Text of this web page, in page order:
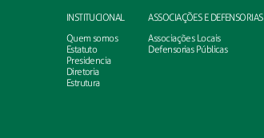
INSTITUCIONAL
Quem somos
Estatuto
Presidencia
Diretoria
Estrutura
ASSOCIAÇÕES E DEFENSORIAS
Associações Locais
Defensorias Públicas